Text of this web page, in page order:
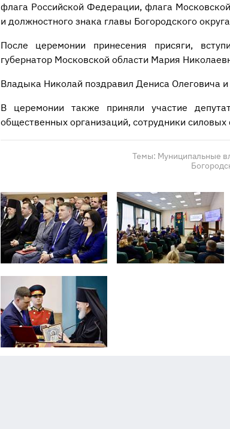
флага Российской Федерации, флага
и должностного знака главы Богородского
После церемонии принесения присяги,
губернатор Московской области Мария
Владыка Николай поздравил Дениса Олеговича и
В церемонии также приняли участие
общественных организаций, сотрудники
Темы: Муниципальные